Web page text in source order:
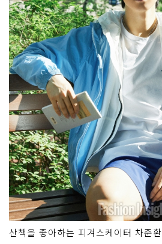
산책을 좋아하는 피겨스케이터 차준환